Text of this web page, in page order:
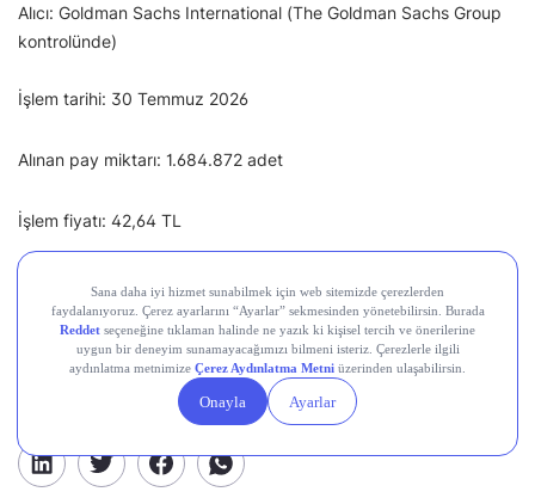
Alıcı: Goldman Sachs International (The Goldman Sachs Group
kontrolünde)
İşlem tarihi: 30 Temmuz 2026
Alınan pay miktarı: 1.684.872 adet
İşlem fiyatı: 42,64 TL
Sermayedeki payı (önce/sonra): %4,99 ➔ %5,14